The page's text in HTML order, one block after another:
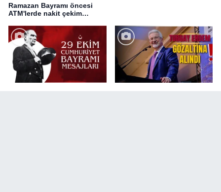
Ramazan Bayramı öncesi
ATM'lerde nakit çekim